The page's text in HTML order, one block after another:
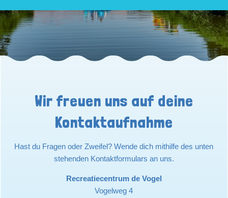
Wir freuen uns auf deine
Kontaktaufnahme
Hast du Fragen oder Zweifel? Wende dich mithilfe des unten
stehenden Kontaktformulars an uns.
Recreatiecentrum de Vogel
Vogelweg 4